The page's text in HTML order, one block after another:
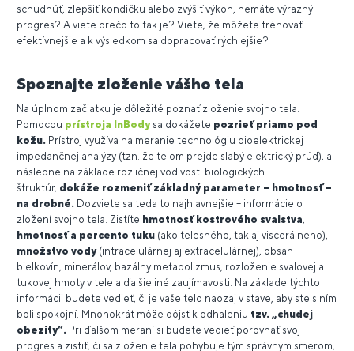
schudnúť, zlepšiť kondičku alebo zvýšiť výkon, nemáte výrazný
progres? A viete prečo to tak je? Viete, že môžete trénovať
efektívnejšie a k výsledkom sa dopracovať rýchlejšie?
Spoznajte zloženie vášho tela
Na úplnom začiatku je dôležité poznať zloženie svojho tela.
Pomocou prístroja InBody sa dokážete pozrieť priamo pod
kožu. Prístroj využíva na meranie technológiu bioelektrickej
impedančnej analýzy (tzn. že telom prejde slabý elektrický prúd), a
následne na základe rozličnej vodivosti biologických
štruktúr, dokáže rozmeniť základný parameter – hmotnosť –
na drobné. Dozviete sa teda to najhlavnejšie – informácie o
zložení svojho tela. Zistíte hmotnosť kostrového svalstva
hmotnosť a percento tuku (ako telesného, tak aj viscerálneho),
množstvo vody(intracelulárnej aj extracelulárnej), obsah
bielkovín, minerálov, bazálny metabolizmus, rozloženie svalovej a
tukovej hmoty v tele a ďalšie iné zaujímavosti. Na základe týchto
informácii budete vedieť, či je vaše telo naozaj v stave, aby ste s ním
boli spokojní. Mnohokrát môže dôjsť k odhaleniu tzv. „chudej
obezity“. Pri ďalšom meraní si budete vedieť porovnať svoj
progres a zistiť, či sa zloženie tela pohybuje tým správnym smerom,